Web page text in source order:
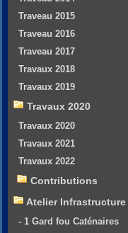
Traveau 2015
Traveau 2016
Traveau 2017
Travaux 2018
Travaux 2019
Travaux 2020
Travaux 2020
Travaux 2021
Travaux 2022
Contributions
Atelier Infrastructure
- 1 Gard fou Caténaires